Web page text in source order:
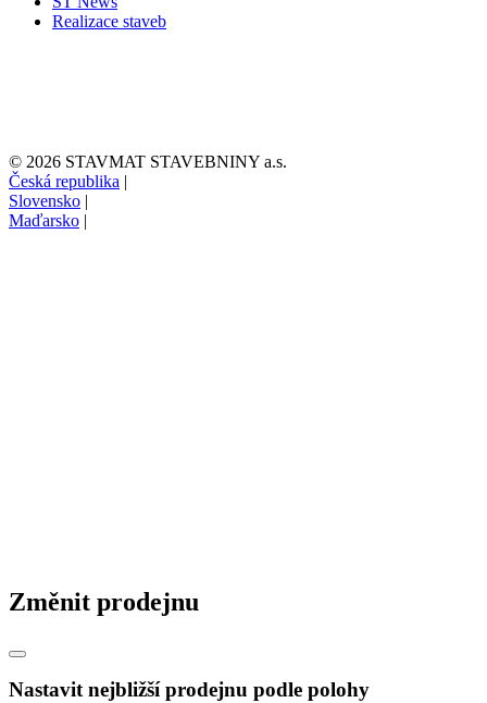
Realizace staveb
© 2026 STAVMAT STAVEBNINY a.s.
Česká republika |
Slovensko |
Maďarsko |
Změnit prodejnu
Nastavit nejbližší prodejnu podle polohy